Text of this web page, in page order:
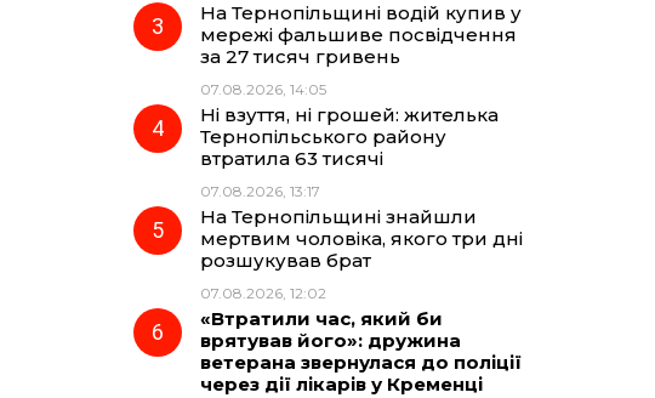
На Тернопільщині водій купив у
мережі фальшиве посвідчення
за 27 тисяч гривень
07.08.2026, 14:05
Ні взуття, ні грошей: жителька
Тернопільського району
втратила 63 тисячі
07.08.2026, 13:17
На Тернопільщині знайшли
мертвим чоловіка, якого три дні
розшукував брат
07.08.2026, 12:02
«Втратили час, який би
врятував його»: дружина
ветерана звернулася до поліції
через дії лікарів у Кременці